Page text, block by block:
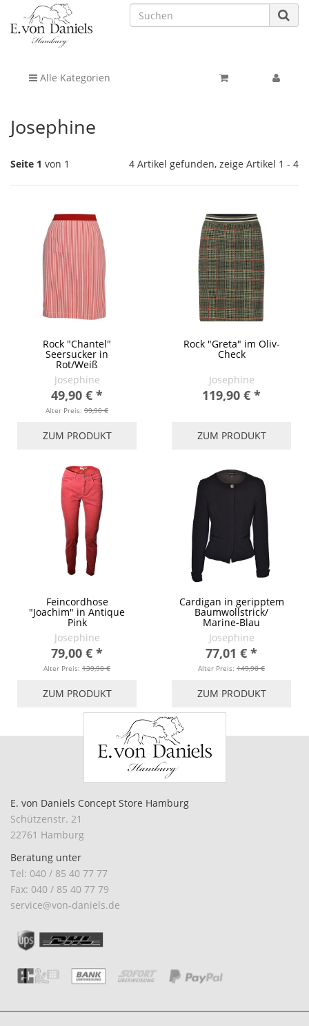
Alle Kategorien
Josephine
Seite 1 von 1 4 Artikel gefunden, zeige Artikel 1 - 4
Rock "Chantel"
Seersucker in
Rot/Weiß
Josephine
49,90 € *
Alter Preis: 99,90 €
ZUM PRODUKT
Rock "Greta" im Oliv-
Check
Josephine
119,90 € *
ZUM PRODUKT
Feincordhose
"Joachim" in Antique
Pink
Josephine
79,00 € *
Alter Preis: 139,90 €
ZUM PRODUKT
Cardigan in geripptem
Baumwollstrick/
Marine-Blau
Josephine
77,01 € *
Alter Preis: 149,90 €
ZUM PRODUKT
E. von Daniels Concept Store Hamburg
Schützenstr. 21
22761 Hamburg
Beratung unter
Tel: 040 / 85 40 77 77
Fax: 040 / 85 40 77 79
service@von-daniels.de